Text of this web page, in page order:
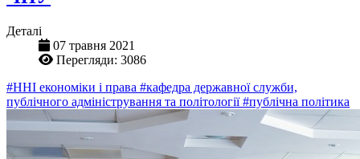
Деталі
07 травня 2021
Перегляди: 3086
#ННІ економіки і права #кафедра державної служби,
публічного адміністрування та політології#публічна політика